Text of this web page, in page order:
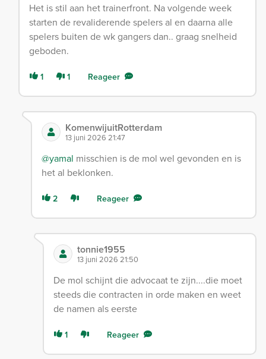
Het is stil aan het trainerfront. Na volgende week
starten de revaliderende spelers al en daarna alle
spelers buiten de wk gangers dan.. graag snelheid
geboden.
1 1 Reageer
KomenwijuitRotterdam
13 juni 2026 21:47
@yamal misschien is de mol wel gevonden en is
het al beklonken.
2 Reageer
tonnie1955
13 juni 2026 21:50
De mol schijnt die advocaat te zijn....die moet
steeds die contracten in orde maken en weet
de namen als eerste
1 Reageer